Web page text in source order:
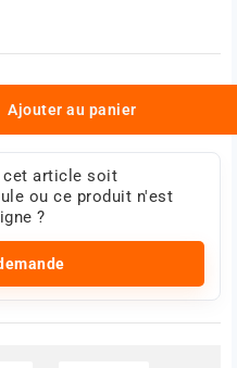
Ajouter au panier
cet article soit
ou ce produit n'est
?